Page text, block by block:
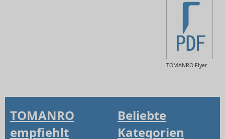
TOMANRO Flyer
TOMANRO
empfiehlt
Beliebte
Kategorien